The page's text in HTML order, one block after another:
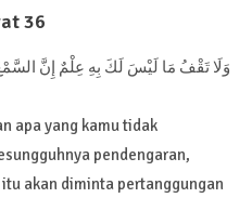
36
وَلَا تَقْفُ مَا لَيْسَ لَكَ بِهِ عِلْمٌ إِنَّ
apa yang kamu tidak
pendengaran,
akan diminta pertanggungan